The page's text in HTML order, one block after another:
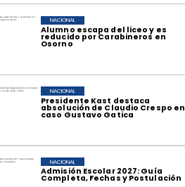
Alumno escapa del liceo y es
reducido por Carabineros en
Osorno
NACIONAL
Presidente Kast destaca
absolución de Claudio Crespo en
caso Gustavo Gatica
NACIONAL
Admisión Escolar 2027: Guía
Completa, Fechas y Postulación
NACIONAL